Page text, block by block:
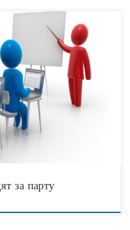
оказания социальной помощи
работников социальной
Совета при правительстве РФ по
за парту